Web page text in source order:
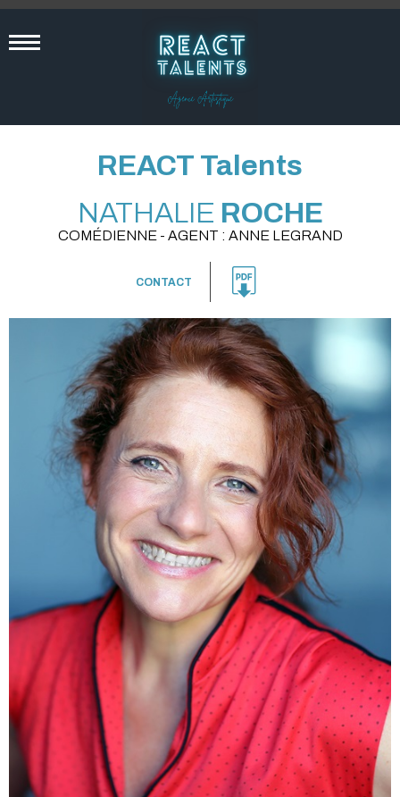
REACT Talents
NATHALIE ROCHE
COMÉDIENNE - AGENT : ANNE LEGRAND
CONTACT